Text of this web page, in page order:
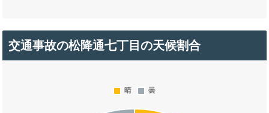
交通事故の松降通七丁目の天候割合